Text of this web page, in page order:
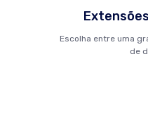
Escolha entre uma
de